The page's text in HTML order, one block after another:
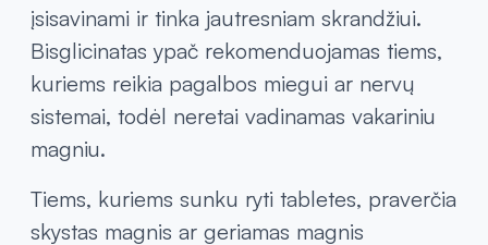
įsisavinami ir tinka jautresniam skrandžiui.
Bisglicinatas ypač rekomenduojamas tiems,
kuriems reikia pagalbos miegui ar nervų
sistemai, todėl neretai vadinamas vakariniu
magniu.
Tiems, kuriems sunku ryti tabletes, praverčia
skystas magnis ar geriamas magnis